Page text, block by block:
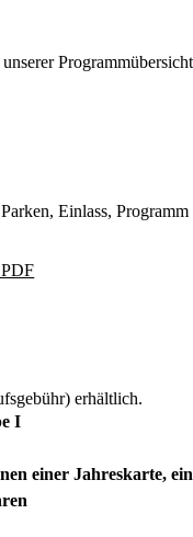
Einlass,
erhältlich.
I
einer Jahreskarte,